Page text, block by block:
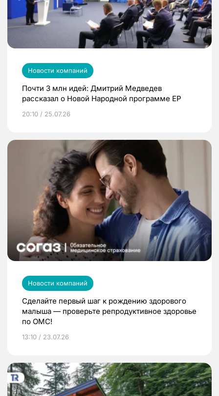
Новости компаний
Почти 3 млн идей: Дмитрий Медведев
рассказал о Новой Народной программе ЕР
20:10 / 25.07.26
Новости компаний
Сделайте первый шаг к рождению здорового
малыша — проверьте репродуктивное здоровье
по ОМС!
13:10 / 23.07.26